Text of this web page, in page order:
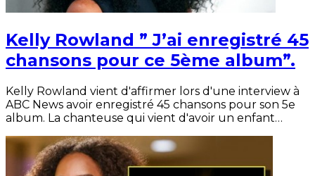
Kelly Rowland ” J’ai enregistré 45
chansons pour ce 5ème album”.
Kelly Rowland vient d'affirmer lors d'une interview à
ABC News avoir enregistré 45 chansons pour son 5e
album. La chanteuse qui vient d'avoir un enfant…